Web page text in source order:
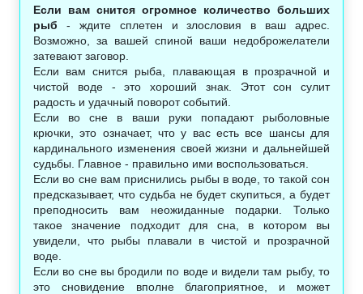
Если вам снится огромное количество больших
рыб - ждите сплетен и злословия в ваш адрес.
Возможно, за вашей спиной ваши недоброжелатели
затевают заговор.
Если вам снится рыба, плавающая в прозрачной и
чистой воде - это хороший знак. Этот сон сулит
радость и удачный поворот событий.
Если во сне в ваши руки попадают рыболовные
крючки, это означает, что у вас есть все шансы для
кардинального изменения своей жизни и дальнейшей
судьбы. Главное - правильно ими воспользоваться.
Если во сне вам приснились рыбы в воде, то такой сон
предсказывает, что судьба не будет скупиться, а будет
преподносить вам неожиданные подарки. Только
такое значение подходит для сна, в котором вы
увидели, что рыбы плавали в чистой и прозрачной
воде.
Если во сне вы бродили по воде и видели там рыбу, то
это сновидение вполне благоприятное, и может